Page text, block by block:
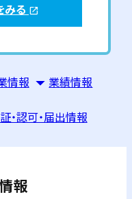
みる open_in_new
情報 業績情報
・認可・届出情報
報